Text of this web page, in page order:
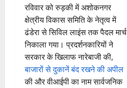
रविवार को रुड़की में अशोकनगर
क्षेत्रीय विकास समिति के नेतृत्व में
ढंडेरा से सिविल लाइंस तक पैदल मार्च
निकाला गया। प्रदर्शनकारियों ने
सरकार के खिलाफ नारेबाजी की,
बाजारों से दुकानें बंद रखने की अपील
की और वीआईपी का नाम सार्वजनिक